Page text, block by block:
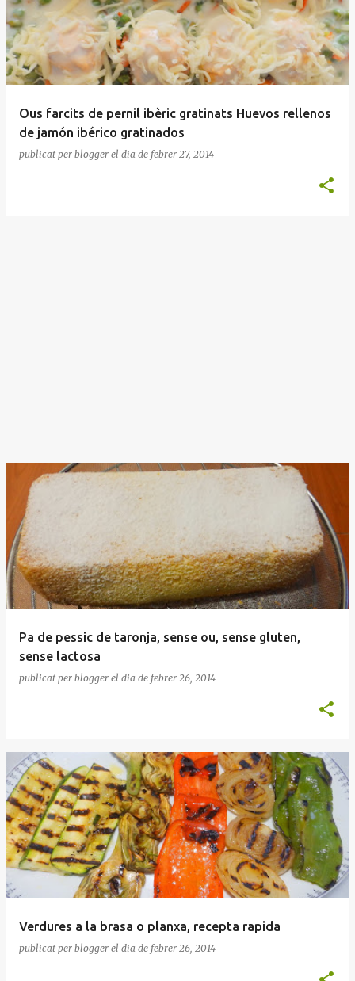
Ous farcits de pernil ibèric gratinats Huevos rellenos
de jamón ibérico gratinados
publicat per blogger el dia de febrer 27, 2014
Pa de pessic de taronja, sense ou, sense gluten,
sense lactosa
publicat per blogger el dia de febrer 26, 2014
Verdures a la brasa o planxa, recepta rapida
publicat per blogger el dia de febrer 26, 2014